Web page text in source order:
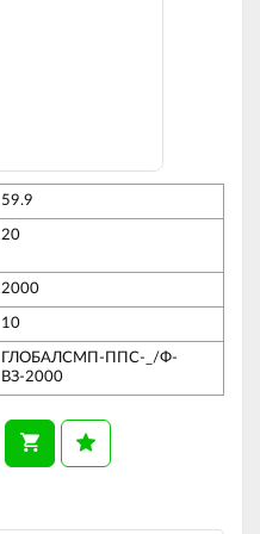
59.9
20
2000
10
ГЛОБАЛСМП-ППС-_/Ф-
ВЗ-2000